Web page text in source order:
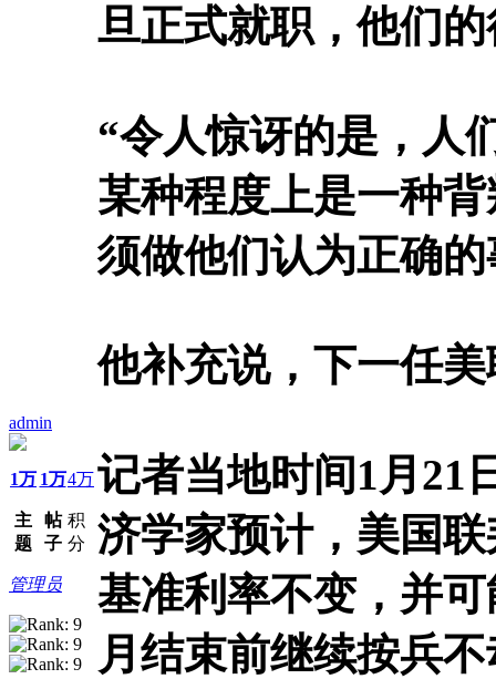
admin
1万
主
题
1万
帖
子
4万
积
分
管理员
旦正式就职，他们
“令人惊讶的是，人
某种程度上是一种
须做他们认为正确的
他补充说，下一任
记者当地时间1月21
济学家预计，美国
基准利率不变，并
月结束前继续按兵